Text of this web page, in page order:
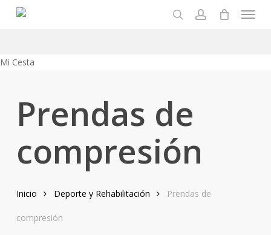
Menu
Mi Cesta
Prendas de
compresión
Inicio Deporte y Rehabilitación Prendas de
compresión